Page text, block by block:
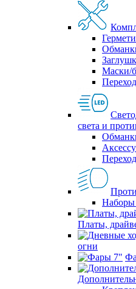
Маски/
света и
Наборы
Платы,
огни